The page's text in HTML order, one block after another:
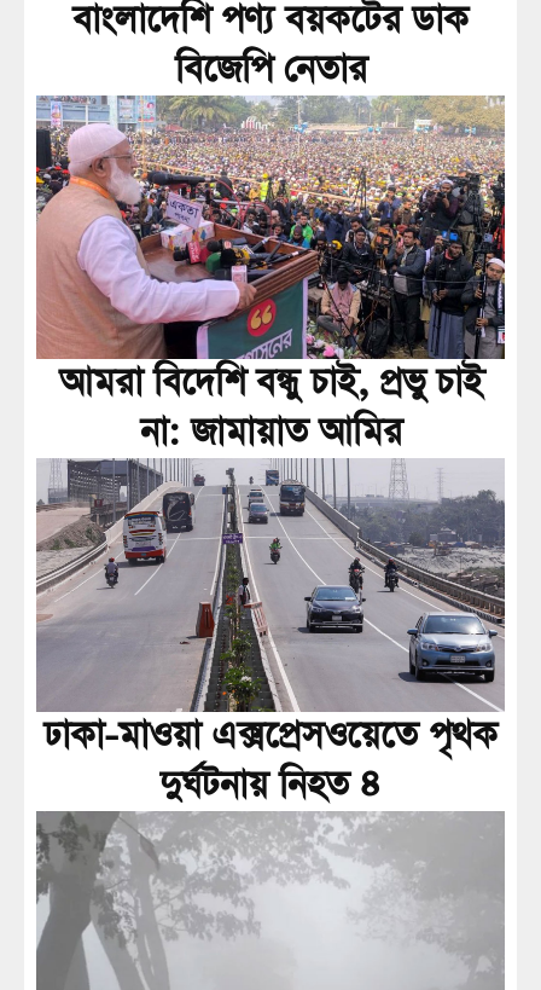
বাংলাদেশি পণ্য বয়কটের ডাক
বিজেপি নেতার
আমরা বিদেশি বন্ধু চাই, প্রভু চাই
না: জামায়াত আমির
ঢাকা-মাওয়া এক্সপ্রেসওয়েতে পৃথক
দুর্ঘটনায় নিহত ৪